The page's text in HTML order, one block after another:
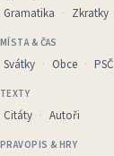
Gramatika
Zkratky
MÍSTA & ČAS
Svátky Obce PSČ
TEXTY
Citáty Autoři
PRAVOPIS & HRY